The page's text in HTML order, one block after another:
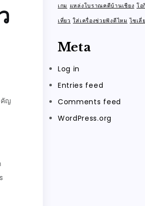
ญ
เกม แหล่งโบราณคดีบ้านเชียง โ
เที่ยว ใส่เครื่องช่วยฟังดีไหม ไซเลี่
Meta
Log in
Entries feed
Comments feed
WordPress.org